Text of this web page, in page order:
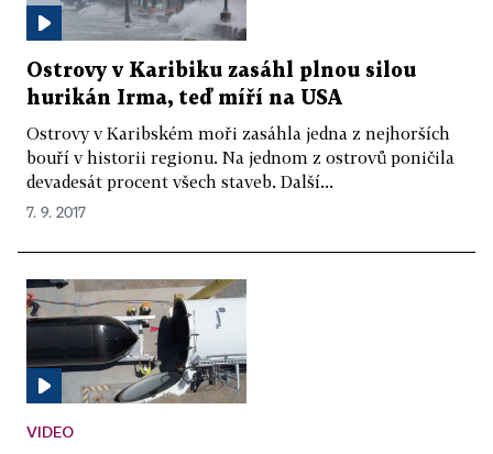
Ostrovy v Karibiku zasáhl plnou silou
hurikán Irma, teď míří na USA
Ostrovy v Karibském moři zasáhla jedna z nejhorších
bouří v historii regionu. Na jednom z ostrovů poničila
devadesát procent všech staveb. Další...
7. 9. 2017
VIDEO